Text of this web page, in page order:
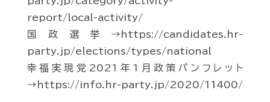
report/local-activity/
国政選挙→https://candidates.hr-
party.jp/elections/types/national
幸福実現党2021年1月政策パンフレット
→https://info.hr-party.jp/2020/11400/